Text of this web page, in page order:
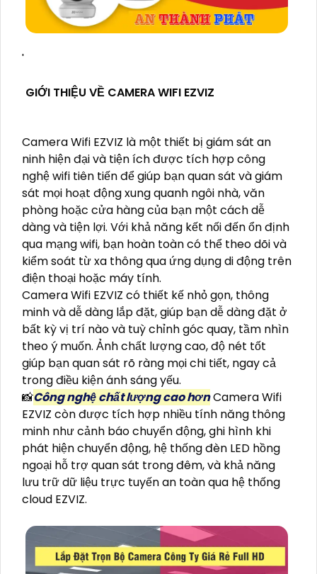
'
GIỚI THIỆU VỀ CAMERA WIFI EZVIZ
Camera Wifi EZVIZ là một thiết bị giám sát an
ninh hiện đại và tiện ích được tích hợp công
nghệ wifi tiên tiến để giúp bạn quan sát và giám
sát mọi hoạt động xung quanh ngôi nhà, văn
phòng hoặc cửa hàng của bạn một cách dễ
dàng và tiện lợi. Với khả năng kết nối đến ổn định
qua mạng wifi, bạn hoàn toàn có thể theo dõi và
kiểm soát từ xa thông qua ứng dụng di động trên
điện thoại hoặc máy tính.
Camera Wifi EZVIZ có thiết kế nhỏ gọn, thông
minh và dễ dàng lắp đặt, giúp bạn dễ dàng đặt ở
bất kỳ vị trí nào và tuỳ chỉnh góc quay, tầm nhìn
theo ý muốn. Ảnh chất lượng cao, độ nét tốt
giúp bạn quan sát rõ ràng mọi chi tiết, ngay cả
trong điều kiện ánh sáng yếu.
📸Công nghệ chất lượng cao hơnCamera Wifi
EZVIZ còn được tích hợp nhiều tính năng thông
minh như cảnh báo chuyển động, ghi hình khi
phát hiện chuyển động, hệ thống đèn LED hồng
ngoại hỗ trợ quan sát trong đêm, và khả năng
lưu trữ dữ liệu trực tuyến an toàn qua hệ thống
cloud EZVIZ.